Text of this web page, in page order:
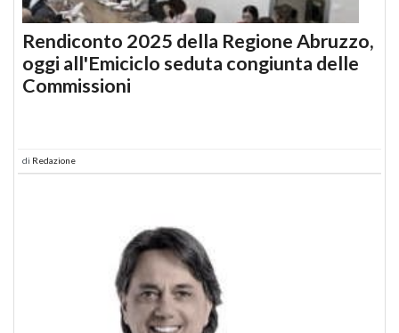
Rendiconto 2025 della Regione Abruzzo,
oggi all'Emiciclo seduta congiunta delle
Commissioni
di Redazione